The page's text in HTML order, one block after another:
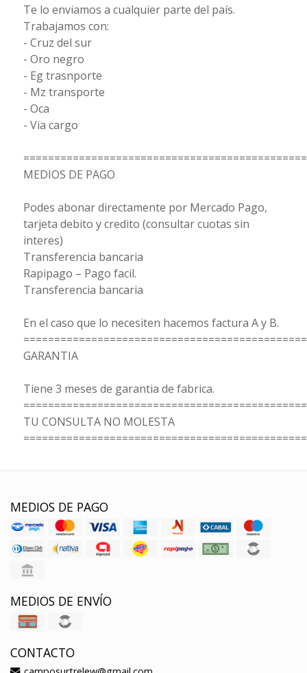
Te lo enviamos a cualquier parte del país.
Trabajamos con:
- Cruz del sur
- Oro negro
- Eg trasnporte
- Mz transporte
- Oca
- Via cargo
MEDIOS DE PAGO
Podes abonar directamente por Mercado Pago,
tarjeta debito y credito (consultar cuotas sin
interes)
Transferencia bancaria
Rapipago – Pago facil.
Transferencia bancaria
En el caso que lo necesiten hacemos factura A y B.
GARANTIA
Tiene 3 meses de garantia de fabrica.
TU CONSULTA NO MOLESTA
MEDIOS DE PAGO
MEDIOS DE ENVÍO
CONTACTO